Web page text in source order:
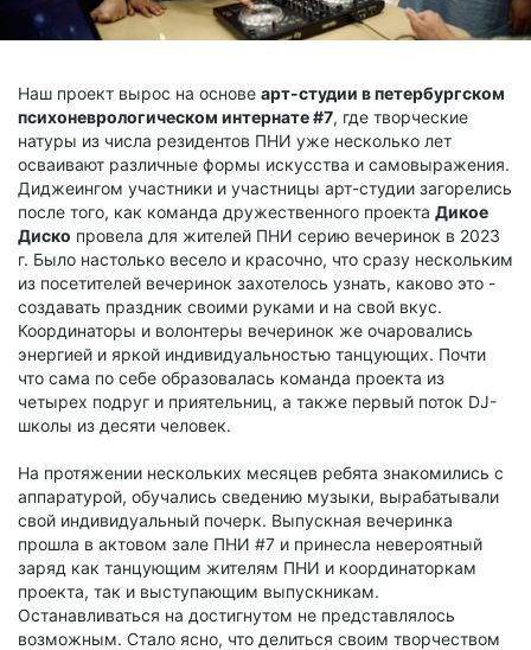
Наш проект вырос на основе арт-студии в петербургском
психоневрологическом интернате #7, где творческие
натуры из числа резидентов ПНИ уже несколько лет
осваивают различные формы искусства и самовыражения.
Диджеингом участники и участницы арт-студии загорелись
после того, как команда дружественного проекта Дикое
Диско провела для жителей ПНИ серию вечеринок в 2023
г. Было настолько весело и красочно, что сразу нескольким
из посетителей вечеринок захотелось узнать, каково это -
создавать праздник своими руками и на свой вкус.
Координаторы и волонтеры вечеринок же очаровались
энергией и яркой индивидуальностью танцующих. Почти
что сама по себе образовалась команда проекта из
четырех подруг и приятельниц, а также первый поток DJ-
школы из десяти человек.
На протяжении нескольких месяцев ребята знакомились с
аппаратурой, обучались сведению музыки, вырабатывали
свой индивидуальный почерк. Выпускная вечеринка
прошла в актовом зале ПНИ #7 и принесла невероятный
заряд как танцующим жителям ПНИ и координаторкам
проекта, так и выступающим выпускникам.
Останавливаться на достигнутом не представлялось
возможным. Стало ясно, что делиться своим творчеством